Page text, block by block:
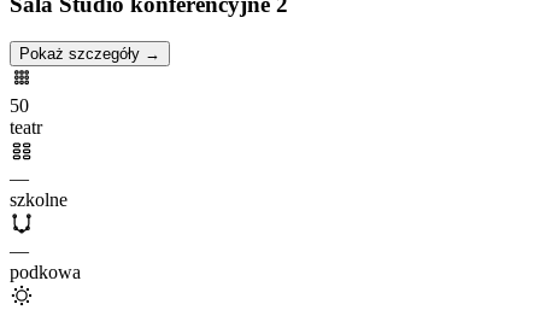
Pokaż szczegóły →
50
teatr
—
szkolne
—
podkowa